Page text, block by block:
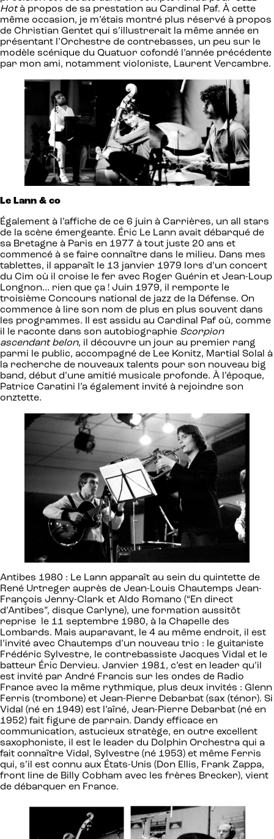
Hotà propos de sa prestation au Cardinal Paf. À cette
même occasion, je m’étais montré plus réservé à propos
de Christian Gentet qui s’illustrerait la même année en
présentant l’Orchestre de contrebasses, un peu sur le
modèle scénique du Quatuor cofondé l’année précédente
par mon ami, notamment violoniste, Laurent Vercambre.
Le Lann & co
Également à l’affiche de ce 6 juin à Carrières, un all stars
de la scène émergeante. Éric Le Lann avait débarqué de
sa Bretagne à Paris en 1977 à tout juste 20 ans et
commencé à se faire connaître dans le milieu. Dans mes
tablettes, il apparaît le 13 janvier 1979 lors d’un concert
du Cim où il croise le fer avec Roger Guérin et Jean-Loup
Longnon… rien que ça ! Juin 1979, il remporte le
troisième Concours national de jazz de la Défense. On
commence à lire son nom de plus en plus souvent dans
les programmes. Il est assidu au Cardinal Paf où, comme
il le raconte dans son autobiographie Scorpion
ascendant belon, il découvre un jour au premier rang
parmi le public, accompagné de Lee Konitz, Martial Solal à
la recherche de nouveaux talents pour son nouveau big
band, début d’une amitié musicale profonde. À l’époque,
Patrice Caratini l’a également invité à rejoindre son
onztette.
Antibes 1980 : Le Lann apparaît au sein du quintette de
René Urtreger auprès de Jean-Louis Chautemps Jean-
François Jenny-Clark et Aldo Romano (“En direct
d’Antibes”, disque Carlyne), une formation aussitôt
reprise le 11 septembre 1980, à la Chapelle des
Lombards. Mais auparavant, le 4 au même endroit, il est
l’invité avec Chautemps d’un nouveau trio : le guitariste
Frédéric Sylvestre, le contrebassiste Jacques Vidal et le
batteur Éric Dervieu. Janvier 1981, c’est en leader qu’il
est invité par André Francis sur les ondes de Radio
France avec la même rythmique, plus deux invités : Glenn
Ferris (trombone) et Jean-Pierre Debarbat (sax (ténor). Si
Vidal (né en 1949) est l’aîné, Jean-Pierre Debarbat (né en
1952) fait figure de parrain. Dandy efficace en
communication, astucieux stratège, en outre excellent
saxophoniste, il est le leader du Dolphin Orchestra qui a
fait connaître Vidal, Sylvestre (né 1953) et même Ferris
qui, s’il est connu aux États-Unis (Don Ellis, Frank Zappa,
front line de Billy Cobham avec les frères Brecker), vient
de débarquer en France.